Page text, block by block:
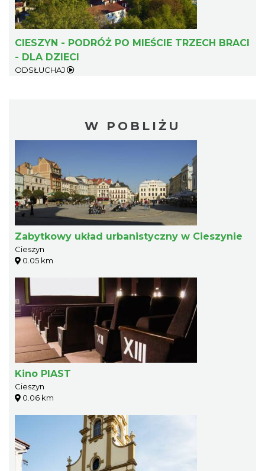
CIESZYN - PODRÓŻ PO MIEŚCIE TRZECH BRACI
- DLA DZIECI
ODSŁUCHAJ
W POBLIŻU
Zabytkowy układ urbanistyczny w Cieszynie
Cieszyn
0.05 km
Kino PIAST
Cieszyn
0.06 km